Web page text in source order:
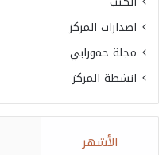
اصدارات المركز
مجلة حمورابي
انشطة المركز
الأشهر